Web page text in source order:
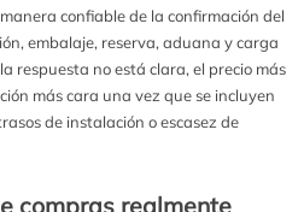
confiable de la confirmación del
embalaje, reserva, aduana y carga
respuesta no está clara, el precio más
más cara una vez que se incluyen
de instalación o escasez de
compras realmente